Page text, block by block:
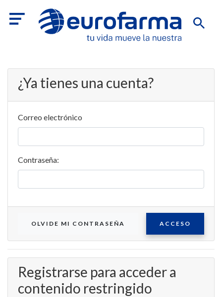
¿Ya tienes una cuenta?
Correo electrónico
Contraseña:
OLVIDE MI CONTRASEÑA ACCESO
Registrarse para acceder a
contenido restringido